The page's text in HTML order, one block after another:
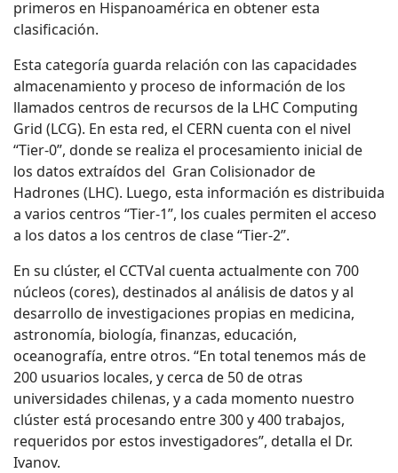
primeros en Hispanoamérica en obtener esta
clasificación.
Esta categoría guarda relación con las capacidades
almacenamiento y proceso de información de los
llamados centros de recursos de la LHC Computing
Grid (LCG). En esta red, el CERN cuenta con el nivel
“Tier-0”, donde se realiza el procesamiento inicial de
los datos extraídos del Gran Colisionador de
Hadrones (LHC). Luego, esta información es distribuida
a varios centros “Tier-1”, los cuales permiten el acceso
a los datos a los centros de clase “Tier-2”.
En su clúster, el CCTVal cuenta actualmente con 700
núcleos (cores), destinados al análisis de datos y al
desarrollo de investigaciones propias en medicina,
astronomía, biología, finanzas, educación,
oceanografía, entre otros. “En total tenemos más de
200 usuarios locales, y cerca de 50 de otras
universidades chilenas, y a cada momento nuestro
clúster está procesando entre 300 y 400 trabajos,
requeridos por estos investigadores”, detalla el Dr.
Ivanov.